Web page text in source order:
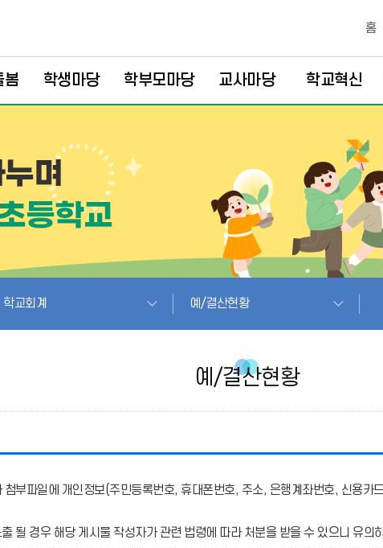
홈
봄 학생마당 학부모마당 교사마당 학교혁신
학교회계 예/결산현황
예/결산현황
부파일에 개인정보(주민등록번호, 휴대폰번호, 주소, 은행계좌번호, 신용카
될 경우 해당 게시물 작성자가 관련 법령에 따라 처분을 받을 수 있으니 유의